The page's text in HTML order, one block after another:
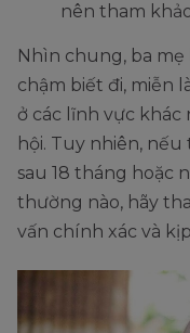
nên tham
Nhìn chung, ba
chậm biết đi, miễn
ở các lĩnh vực khác
hội. Tuy nhiên,
sau 18 tháng hoặc
thường nào, hãy
vấn chính xác và